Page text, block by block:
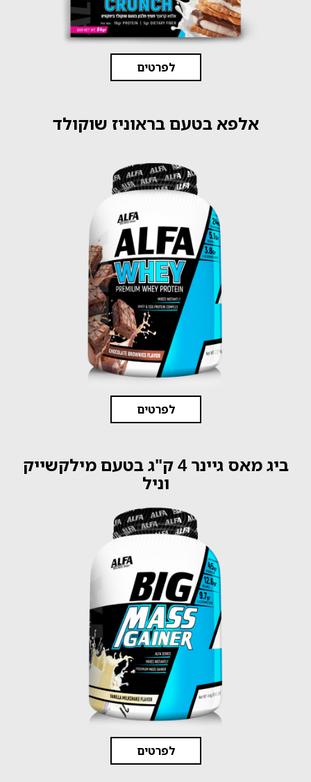
לפרטים
אלפא בטעם בראוניז שוקולד
לפרטים
ביג מאס גיינר 4 ק"ג בטעם מילקשייק
וניל
לפרטים